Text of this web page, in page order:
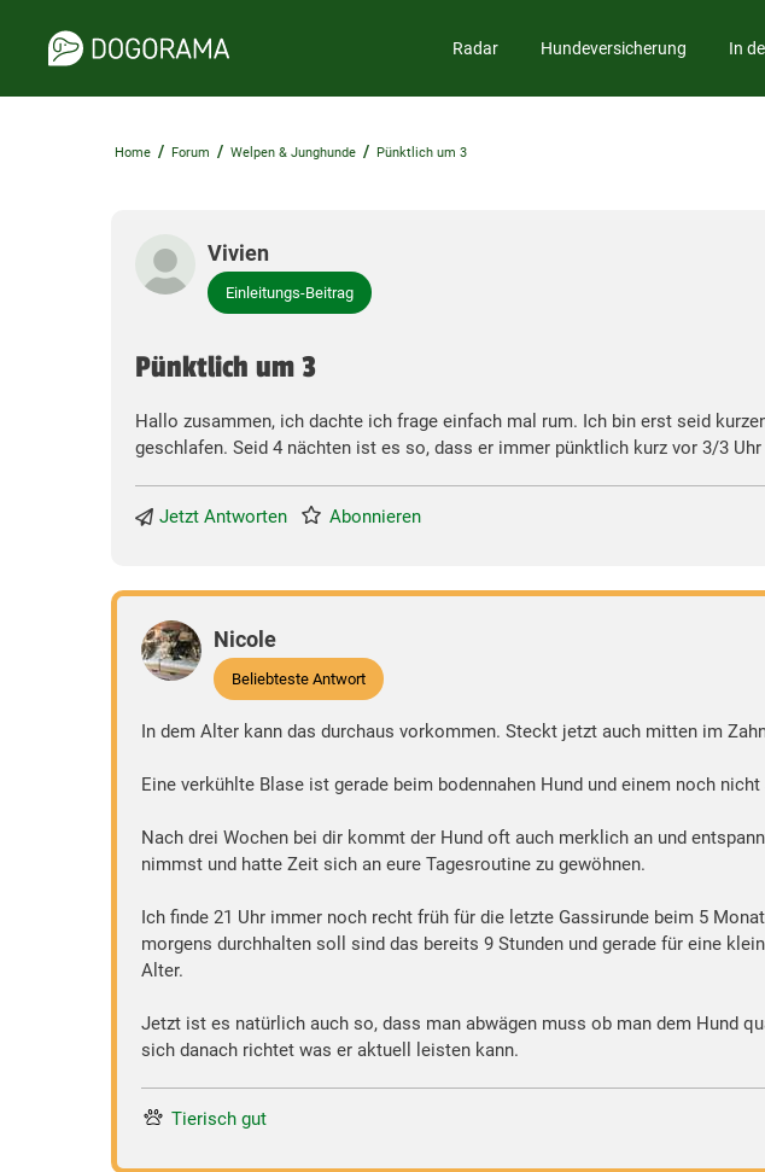
Radar Hundeversicherung In
Home / Forum / Welpen & Junghunde / Pünktlich um 3
Vivien
Einleitungs-Beitrag
Pünktlich um 3
Hallo zusammen, ich dachte ich frage einfach mal rum. Ich bin erst seid
geschlafen. Seid 4 nächten ist es so, dass er immer pünktlich kurz vor 3/3
Jetzt Antworten Abonnieren
Nicole
Beliebteste Antwort
In dem Alter kann das durchaus vorkommen. Steckt jetzt auch mitten im
Eine verkühlte Blase ist gerade beim bodennahen Hund und einem noch
Nach drei Wochen bei dir kommt der Hund oft auch merklich an und
nimmst und hatte Zeit sich an eure Tagesroutine zu gewöhnen.
Ich finde 21 Uhr immer noch recht früh für die letzte Gassirunde beim 5
morgens durchhalten soll sind das bereits 9 Stunden und gerade für eine
Alter.
Jetzt ist es natürlich auch so, dass man abwägen muss ob man dem Hund
sich danach richtet was er aktuell leisten kann.
Tierisch gut